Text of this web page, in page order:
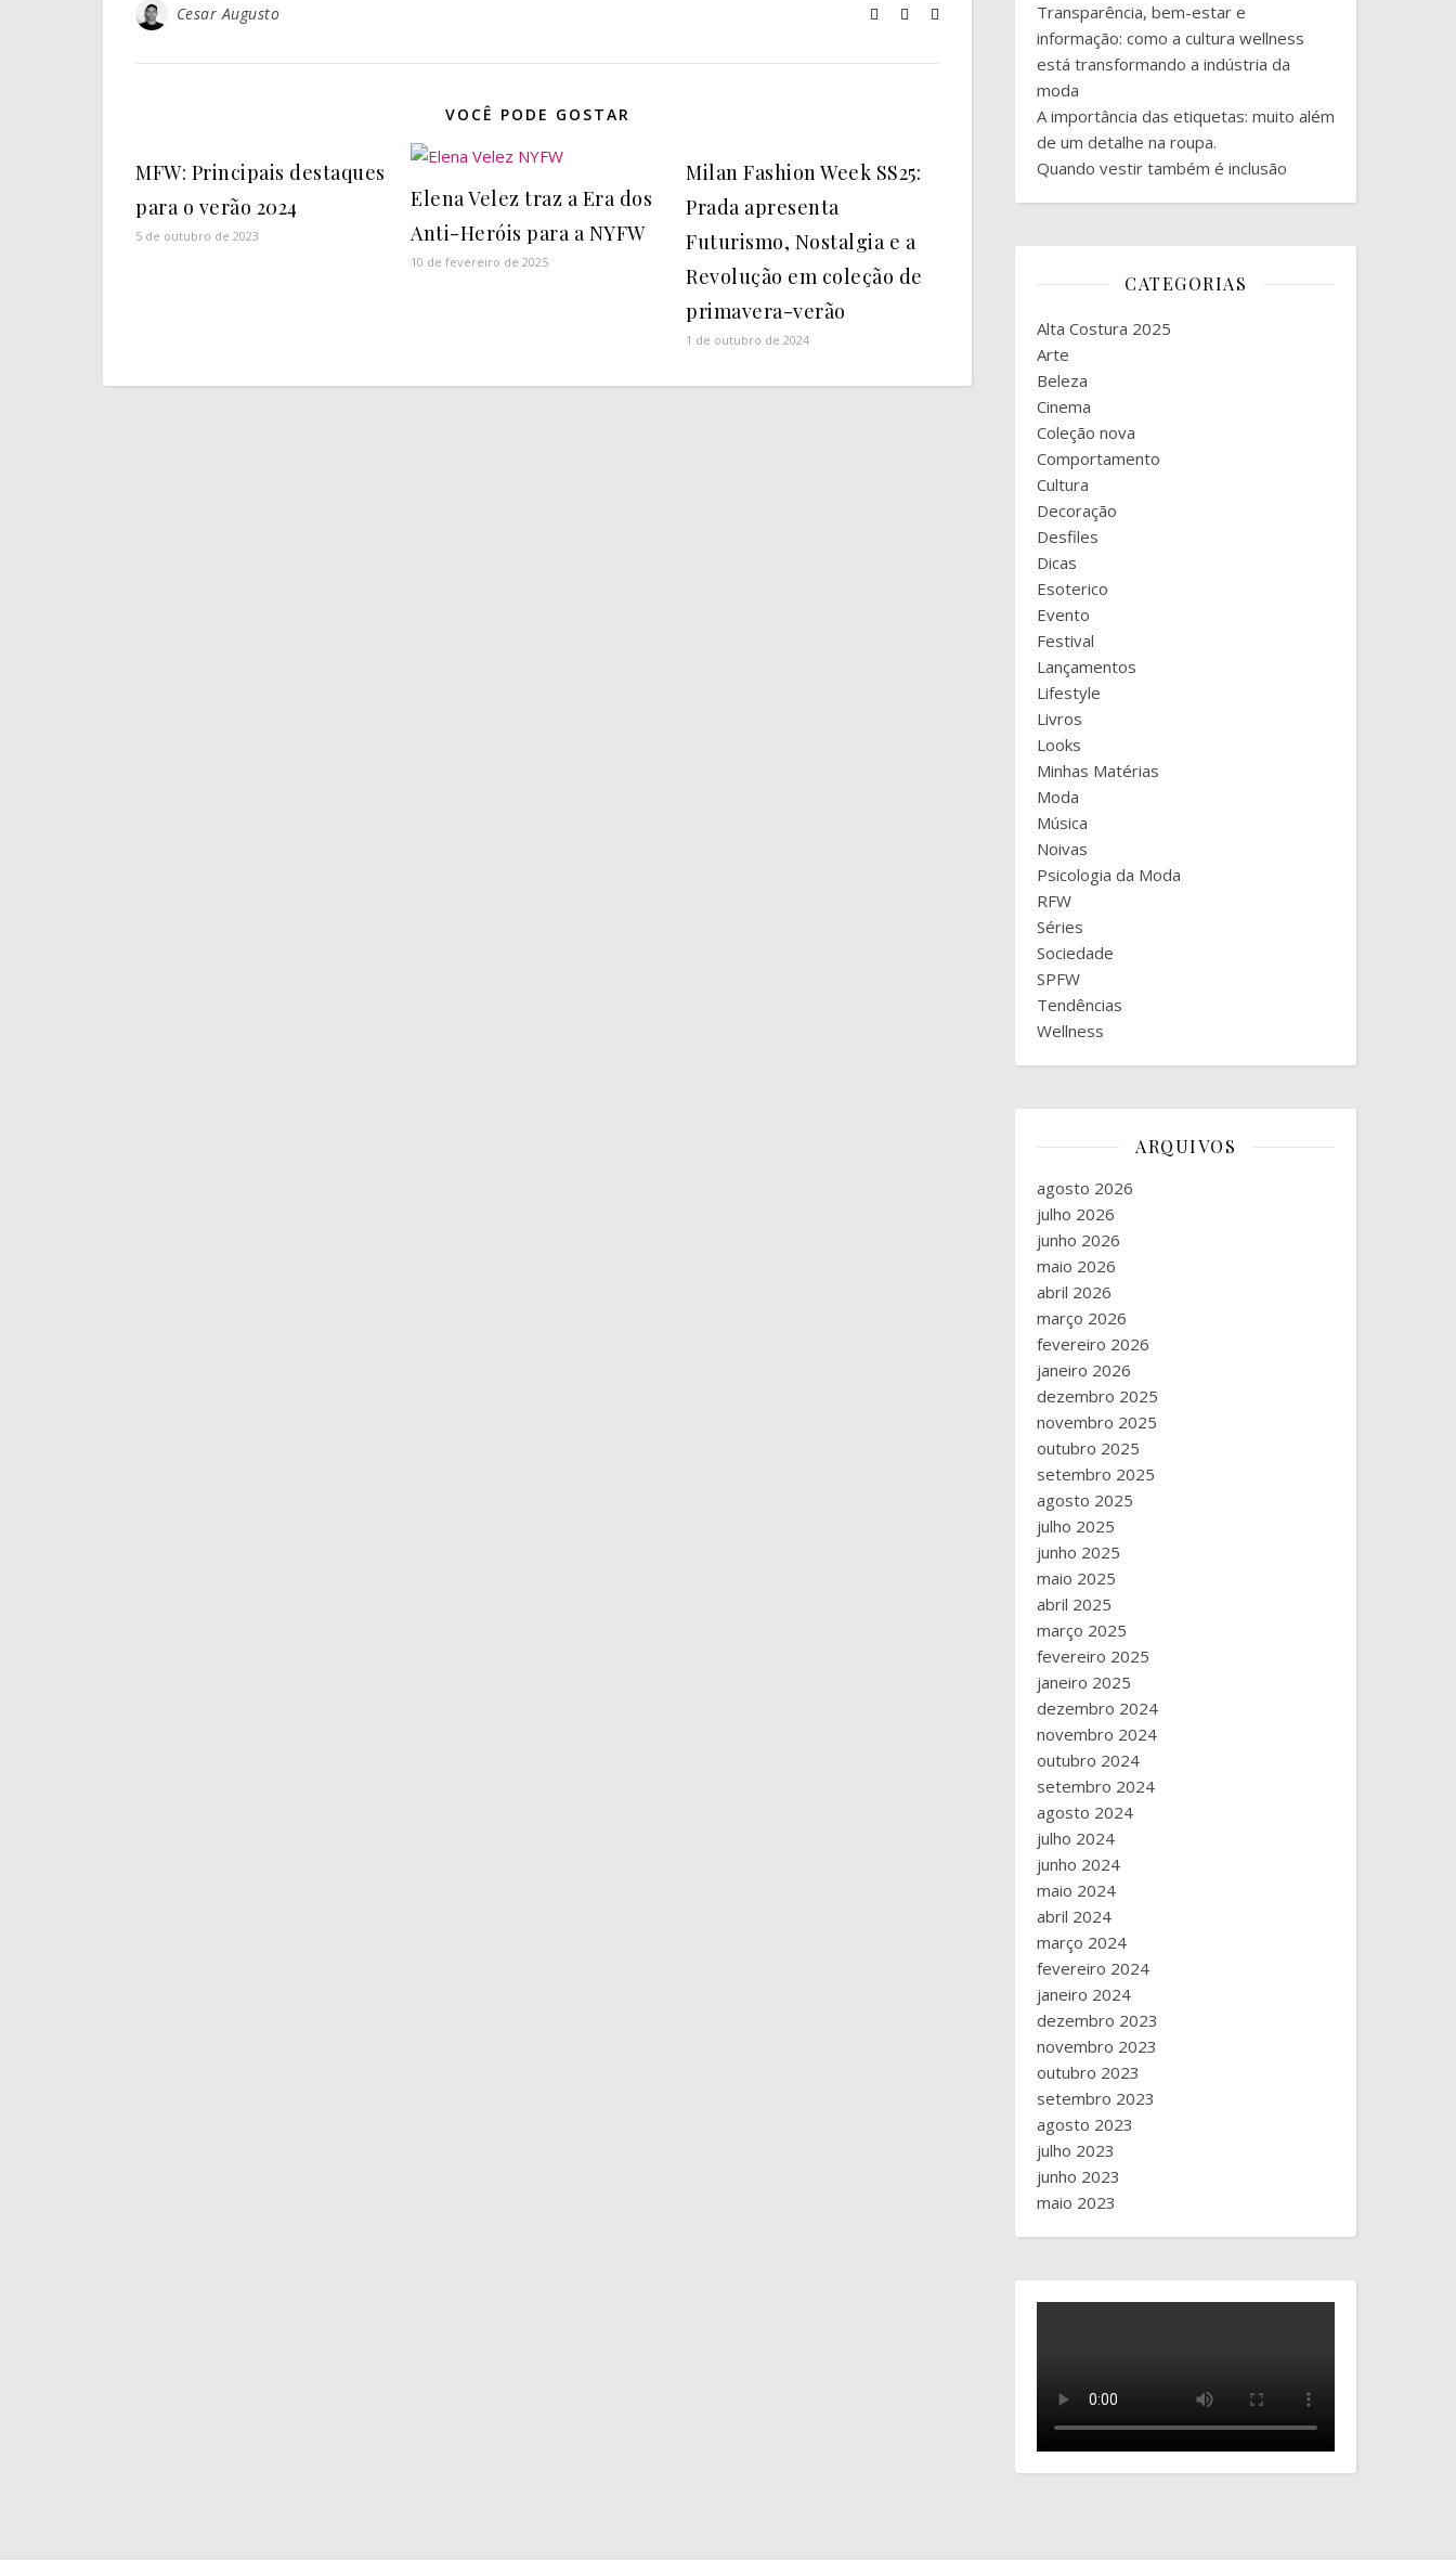
Cesar Augusto
VOCÊ PODE GOSTAR
MFW: Principais destaques
para o verão 2024
5 de outubro de 2023
Elena Velez traz a Era dos
Anti-Heróis para a NYFW
10 de fevereiro de 2025
Milan Fashion Week SS25:
Prada apresenta
Futurismo, Nostalgia e a
Revolução em coleção de
primavera-verão
1 de outubro de 2024
Transparência, bem-estar e
informação: como a cultura wellness
está transformando a indústria da
moda
A importância das etiquetas: muito além
de um detalhe na roupa.
Quando vestir também é inclusão
CATEGORIAS
Alta Costura 2025
Arte
Beleza
Cinema
Coleção nova
Comportamento
Cultura
Decoração
Desfiles
Dicas
Esoterico
Evento
Festival
Lançamentos
Lifestyle
Livros
Looks
Minhas Matérias
Moda
Música
Noivas
Psicologia da Moda
RFW
Séries
Sociedade
SPFW
Tendências
Wellness
ARQUIVOS
agosto 2026
julho 2026
junho 2026
maio 2026
abril 2026
março 2026
fevereiro 2026
janeiro 2026
dezembro 2025
novembro 2025
outubro 2025
setembro 2025
agosto 2025
julho 2025
junho 2025
maio 2025
abril 2025
março 2025
fevereiro 2025
janeiro 2025
dezembro 2024
novembro 2024
outubro 2024
setembro 2024
agosto 2024
julho 2024
junho 2024
maio 2024
abril 2024
março 2024
fevereiro 2024
janeiro 2024
dezembro 2023
novembro 2023
outubro 2023
setembro 2023
agosto 2023
julho 2023
junho 2023
maio 2023